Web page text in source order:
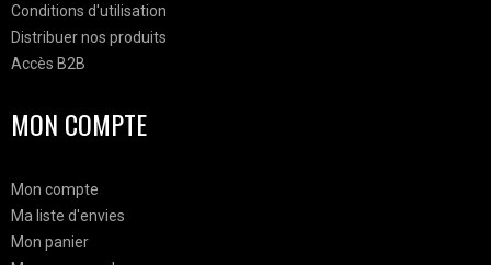
Conditions d'utilisation
Distribuer nos produits
Accès B2B
MON COMPTE
Mon compte
Ma liste d'envies
Mon panier